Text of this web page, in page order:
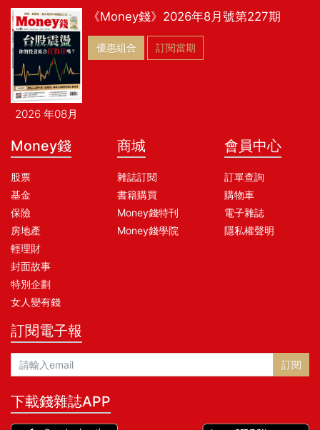
2026 年08月
《Money錢》2026年8月號第227期
優惠組合 訂閱當期
Money錢
股票
基金
保險
房地產
輕理財
封面故事
特別企劃
女人變有錢
商城
雜誌訂閱
書籍購買
Money錢特刊
Money錢學院
會員中心
訂單查詢
購物車
電子雜誌
隱私權聲明
訂閱電子報
訂閱
下載錢雜誌APP